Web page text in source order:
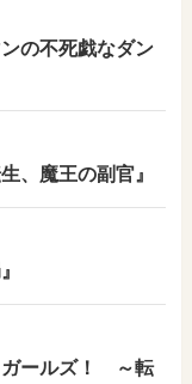
の不死戯なダン
、魔王の副官』
ガールズ！ ～転